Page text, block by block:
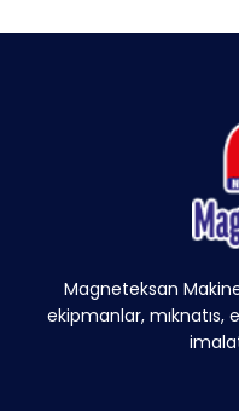
Magneteksan
ekipmanlar, mıknatıs,